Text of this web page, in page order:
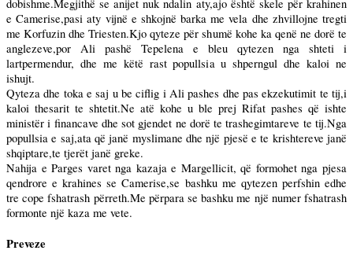
dobishme.Megjithë se anijet nuk ndalin aty,ajo është skele për krahinen
e Camerise,pasi aty vijnë e shkojnë barka me vela dhe zhvillojne tregti
me Korfuzin dhe Triesten.Kjo qyteze për shumë kohe ka qenë ne dorë te
anglezeve,por Ali pashë Tepelena e bleu qytezen nga shteti i
lartpermendur, dhe me këtë rast popullsia u shperngul dhe kaloi ne
ishujt.
Qyteza dhe toka e saj u be ciflig i Ali pashes dhe pas ekzekutimit te tij,i
kaloi thesarit te shtetit.Ne atë kohe u ble prej Rifat pashes që ishte
ministër i financave dhe sot gjendet ne dorë te trashegimtareve te tij.Nga
popullsia e saj,ata që janë myslimane dhe një pjesë e te krishtereve janë
shqiptare,te tjerët janë greke.
Nahija e Parges varet nga kazaja e Margellicit, që formohet nga pjesa
qendrore e krahines se Camerise,se bashku me qytezen perfshin edhe
tre cope fshatrash përreth.Me përpara se bashku me një numer fshatrash
formonte një kaza me vete.
Preveze